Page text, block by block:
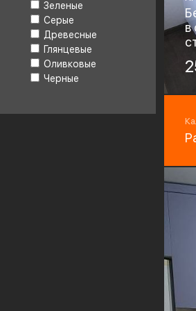
Зеленые
Серые
Древесные
Глянцевые
Оливковые
Черные
в